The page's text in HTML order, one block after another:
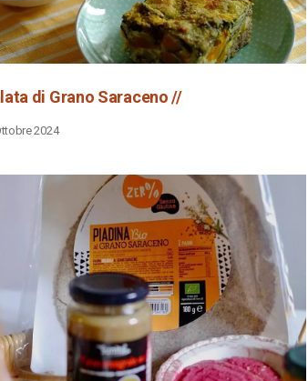
di Grano Saraceno //
2024